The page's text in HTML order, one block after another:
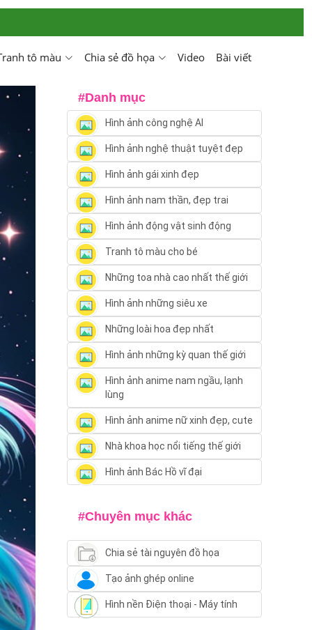
tô màu Chia sẻ đồ họa Video Bài viết
#Danh mục
Hình ảnh công nghệ AI
Hình ảnh nghệ thuật tuyệt đẹp
Hình ảnh gái xinh đẹp
Hình ảnh nam thần, đẹp trai
Hình ảnh động vật sinh động
Tranh tô màu cho bé
Những toa nhà cao nhất thế giới
Hình ảnh những siêu xe
Những loài hoa đẹp nhất
Hình ảnh những kỳ quan thế giới
Hình ảnh anime nam ngầu, lạnh
lùng
Hình ảnh anime nữ xinh đẹp, cute
Nhà khoa học nổi tiếng thế giới
Hình ảnh Bác Hồ vĩ đại
#Chuyên mục khác
Chia sẻ tài nguyên đồ họa
Tạo ảnh ghép online
Hình nền Điện thoại - Máy tính